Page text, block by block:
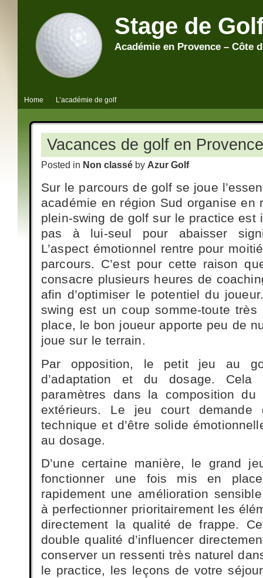
Stage de
Académie en Provence – Côte
Home L’académie de golf
Vacances de golf en
Posted in Non classé by Azur Golf
Sur le parcours de golf se joue
académie en région Sud organise en
plein-swing de golf sur le practice est
pas à lui-seul pour abaisser
L’aspect émotionnel rentre pour
parcours. C’est pour cette raison
consacre plusieurs heures de
afin d’optimiser le potentiel du
swing est un coup somme-toute
place, le bon joueur apporte peu de
joue sur le terrain.
Par opposition, le petit jeu au
d’adaptation et du dosage. Cela
paramètres dans la composition
extérieurs. Le jeu court demande
technique et d’être solide
au dosage.
D’une certaine manière, le grand
fonctionner une fois mis en
rapidement une amélioration
à perfectionner prioritairement les
directement la qualité de frappe.
double qualité d’influencer
conserver un ressenti très naturel
le practice, les leçons de votre